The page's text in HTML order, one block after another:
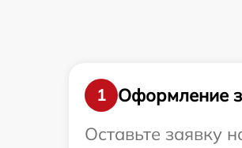
1
Оформление
Оставьте заявку